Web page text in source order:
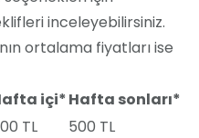
inceleyebilirsiniz.
ortalama fiyatları ise
içi* Hafta sonları*
TL
500 TL